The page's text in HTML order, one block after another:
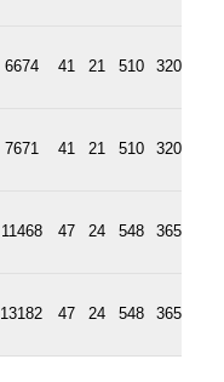
6674 41 21 510 320
7671 41 21 510 320
11468 47 24 548 365
13182 47 24 548 365